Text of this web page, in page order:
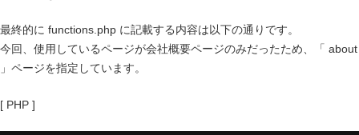
最終的に functions.php に記載する内容は以下の通りです。
今回、使用しているページが会社概要ページのみだったため、「 about
」ページを指定しています。
[ PHP ]